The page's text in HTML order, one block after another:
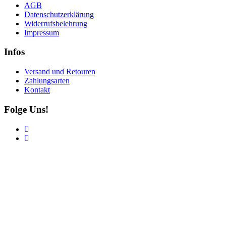
AGB
Datenschutzerklärung
Widerrufsbelehrung
Impressum
Infos
Versand und Retouren
Zahlungsarten
Kontakt
Folge Uns!